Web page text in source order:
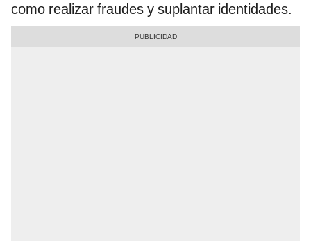
como realizar fraudes y suplantar identidades.